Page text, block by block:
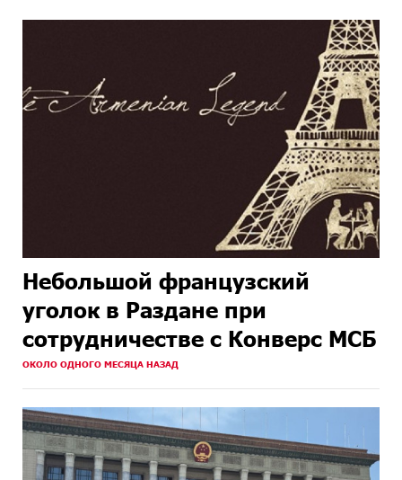
Небольшой французский
уголок в Раздане при
сотрудничестве с Конверс МСБ
ОКОЛО ОДНОГО МЕСЯЦА НАЗАД